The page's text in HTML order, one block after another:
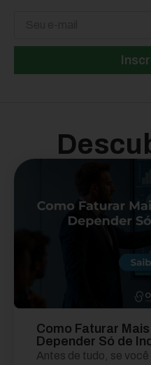
Como Faturar
Depender Só de
Antes de tudo, se